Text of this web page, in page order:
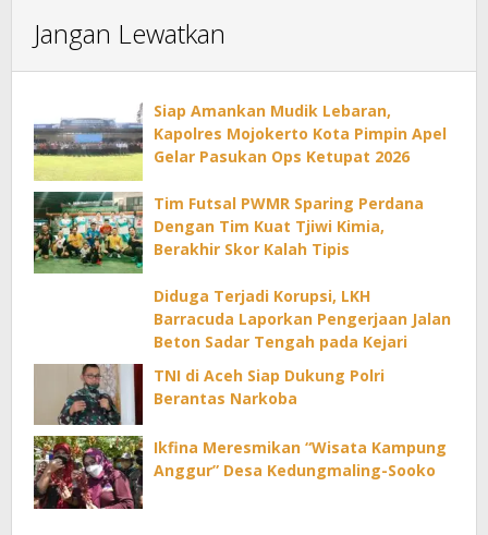
Jangan Lewatkan
Siap Amankan Mudik Lebaran,
Kapolres Mojokerto Kota Pimpin Apel
Gelar Pasukan Ops Ketupat 2026
Tim Futsal PWMR Sparing Perdana
Dengan Tim Kuat Tjiwi Kimia,
Berakhir Skor Kalah Tipis
Diduga Terjadi Korupsi, LKH
Barracuda Laporkan Pengerjaan Jalan
Beton Sadar Tengah pada Kejari
TNI di Aceh Siap Dukung Polri
Berantas Narkoba
Ikfina Meresmikan “Wisata Kampung
Anggur” Desa Kedungmaling-Sooko